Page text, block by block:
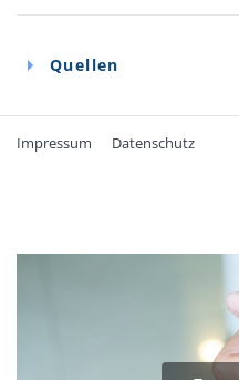
Quellen
Impressum Datenschutz
Online-Information
Ernährung e.V.:
www.dge.de/
ernaehrung/10-